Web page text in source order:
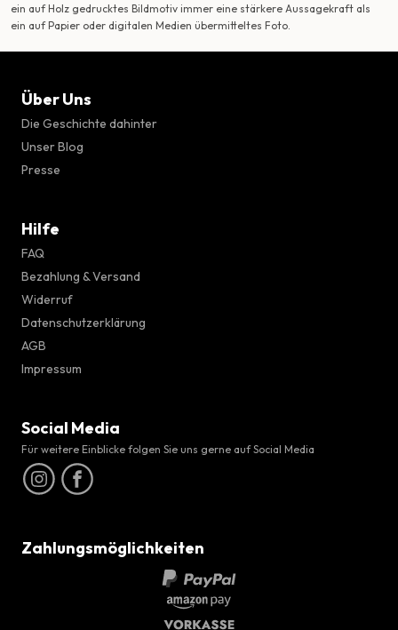
ein auf Holz gedrucktes Bildmotiv immer eine stärkere Aussagekraft als
ein auf Papier oder digitalen Medien übermitteltes Foto.
Über Uns
Die Geschichte dahinter
Unser Blog
Presse
Hilfe
FAQ
Bezahlung & Versand
Widerruf
Datenschutzerklärung
AGB
Impressum
Social Media
Für weitere Einblicke folgen Sie uns gerne auf Social Media
Zahlungsmöglichkeiten